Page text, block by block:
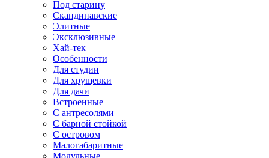
Под старину
Скандинавские
Элитные
Эксклюзивные
Хай-тек
Особенности
Для студии
Для хрущевки
Для дачи
Встроенные
С антресолями
С барной стойкой
С островом
Малогабаритные
Модульные